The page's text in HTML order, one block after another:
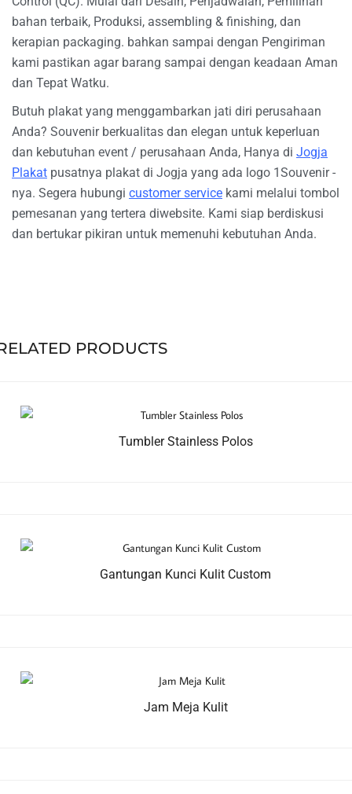
bahan terbaik, Produksi, assembling & finishing, dan
kerapian packaging. bahkan sampai dengan Pengiriman
kami pastikan agar barang sampai dengan keadaan Aman
dan Tepat Watku.
Butuh plakat yang menggambarkan jati diri perusahaan
Anda? Souvenir berkualitas dan elegan untuk keperluan
dan kebutuhan event / perusahaan Anda, Hanya di Jogja
Plakat pusatnya plakat di Jogja yang ada logo 1Souvenir -
nya. Segera hubungi customer service kami melalui tombol
pemesanan yang tertera diwebsite. Kami siap berdiskusi
dan bertukar pikiran untuk memenuhi kebutuhan Anda.
PRODUCTS
Tumbler Stainless Polos
Gantungan Kunci Kulit Custom
Jam Meja Kulit